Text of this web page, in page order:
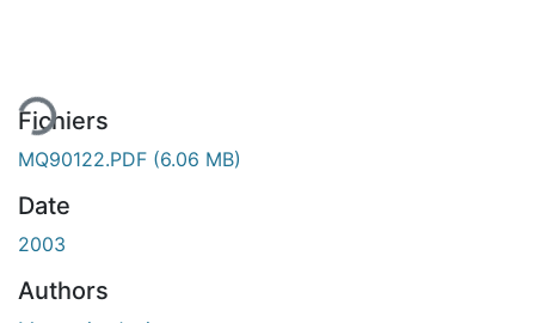
Fichiers
MQ90122.PDF (6.06 MB)
Date
2003
Authors